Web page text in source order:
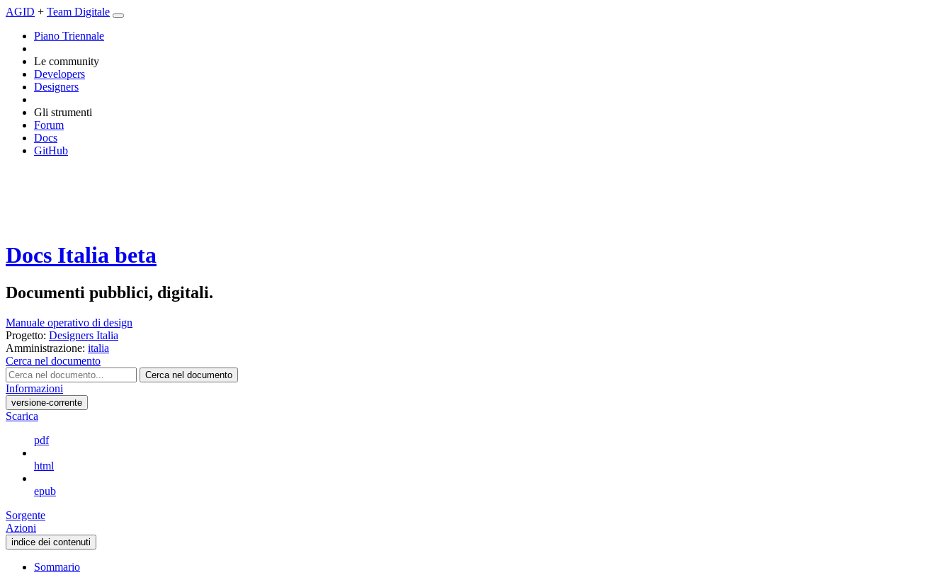
AGID + Team Digitale
Piano Triennale
Le community
Developers
Designers
Gli strumenti
Forum
Docs
GitHub
Docs Italia beta
Documenti pubblici, digitali.
Manuale operativo di design
Progetto: Designers Italia
Amministrazione: italia
Cerca nel documento
Cerca nel documento
Informazioni
versione-corrente
Scarica
pdf
html
epub
Sorgente
Azioni
indice dei contenuti
Sommario